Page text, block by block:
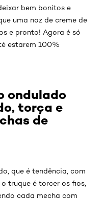
bem bonitos e
uma noz de creme de
e pronto! Agora é só
estarem 100%
ondulado
torça e
de
que é tendência, com
truque é torcer os fios,
cada mecha com